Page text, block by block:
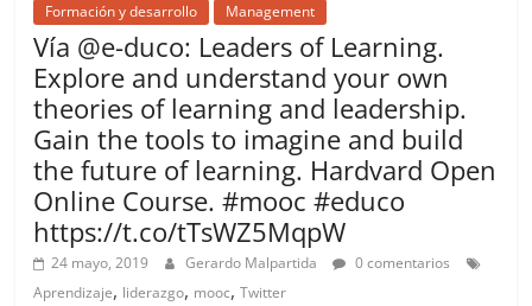
Formación y desarrollo Management
Vía @e-duco: Leaders of Learning.
Explore and understand your own
theories of learning and leadership.
Gain the tools to imagine and build
the future of learning. Hardvard Open
Online Course. #mooc #educo
https://t.co/tTsWZ5MqpW
24 mayo, 2019 Gerardo Malpartida
0 comentarios
Aprendizaje, liderazgo, mooc,Twitter